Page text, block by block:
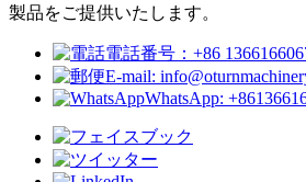
製品をご提供いたします。
電話番号：+86
E-mail:
WhatsApp: